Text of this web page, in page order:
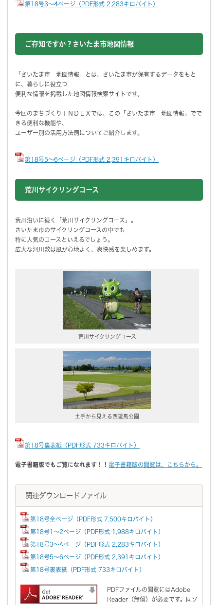
第18号3～4ページ（PDF形式 2,283キロバイト）
ご存知ですか？さいたま市地図情報
「さいたま市 地図情報」とは、さいたま市が保有するデータをもと
に、暮らしに役立つ
便利な情報を掲載した地図情報検索サイトです。
今回のまちづくりＩＮＤＥＸでは、この「さいたま市 地図情報」でで
きる便利な機能や、
ユーザー別の活用方法例についてご紹介します。
第18号5～6ページ（PDF形式 2,391キロバイト）
荒川サイクリングコース
荒川沿いに続く「荒川サイクリングコース」。
さいたま市のサイクリングコースの中でも
特に人気のコースといえるでしょう。
広大な河川敷は風が心地よく、爽快感を楽しめます。
荒川サイクリングコース
土手から見える西遊馬公園
第18号裏表紙（PDF形式 733キロバイト）
電子書籍版でもご覧になれます！！ 電子書籍版の閲覧は、こちらから。
関連ダウンロードファイル
第18号全ページ（PDF形式 7,500キロバイト）
第18号1～2ページ（PDF形式 1,988キロバイト）
第18号3～4ページ（PDF形式 2,283キロバイト）
第18号5～6ページ（PDF形式 2,391キロバイト）
第18号裏表紙（PDF形式 733キロバイト）
PDFファイルの閲覧にはAdobe
Reader（無償）が必要です。同ソ